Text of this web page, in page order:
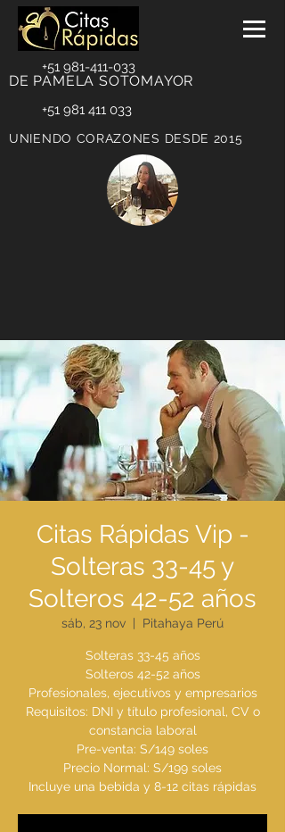
+51 981-411-033
DE PAMELA SOTOMAYOR
+51 981 411 033
UNIENDO CORAZONES DESDE 2015
Citas Rápidas Vip -
Solteras 33-45 y
Solteros 42-52 años
sáb, 23 nov Pitahaya Perú
Solteras 33-45 años
Solteros 42-52 años
Profesionales, ejecutivos y empresarios
Requisitos: DNI y título profesional, CV o
constancia laboral
Pre-venta: S/149 soles
Precio Normal: S/199 soles
Incluye una bebida y 8-12 citas rápidas